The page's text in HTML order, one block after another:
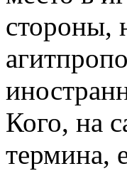
стороны,
Кого, на
термина,